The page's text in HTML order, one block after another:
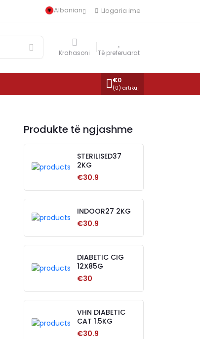
Albanian Llogaria ime
Krahasoni Të preferuarat
€0
(0) artikuj
Produkte të ngjashme
STERILISED37
2KG
€30.9
INDOOR27 2KG
€30.9
DIABETIC CIG
12X85G
€30
VHN DIABETIC
CAT 1.5KG
€30.9